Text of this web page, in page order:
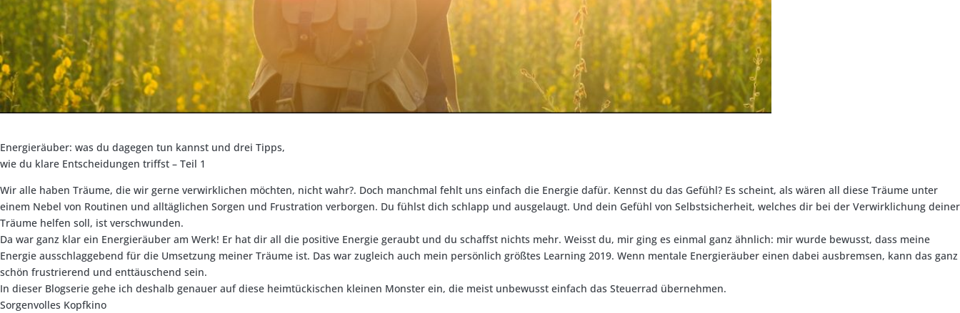
Energieräuber: was du dagegen tun kannst und drei Tipps,
wie du klare Entscheidungen triffst – Teil 1
Wir alle haben Träume, die wir gerne verwirklichen möchten, nicht wahr?. Doch manchmal fehlt uns einfach die Energie dafür. Kennst du das Gefühl? Es scheint, als wären all diese Träume unter
einem Nebel von Routinen und alltäglichen Sorgen und Frustration verborgen. Du fühlst dich schlapp und ausgelaugt. Und dein Gefühl von Selbstsicherheit, welches dir bei der Verwirklichung deiner
Träume helfen soll, ist verschwunden.
Da war ganz klar ein Energieräuber am Werk! Er hat dir all die positive Energie geraubt und du schaffst nichts mehr. Weisst du, mir ging es einmal ganz ähnlich: mir wurde bewusst, dass meine
Energie ausschlaggebend für die Umsetzung meiner Träume ist. Das war zugleich auch mein persönlich größtes Learning 2019. Wenn mentale Energieräuber einen dabei ausbremsen, kann das ganz
schön frustrierend und enttäuschend sein.
In dieser Blogserie gehe ich deshalb genauer auf diese heimtückischen kleinen Monster ein, die meist unbewusst einfach das Steuerrad übernehmen.
Sorgenvolles Kopfkino